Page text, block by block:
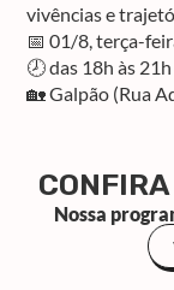
vivências e
📅 01/8, terça-
🕗 das 18h às 21h
🏡 Galpão (Rua
Nossa